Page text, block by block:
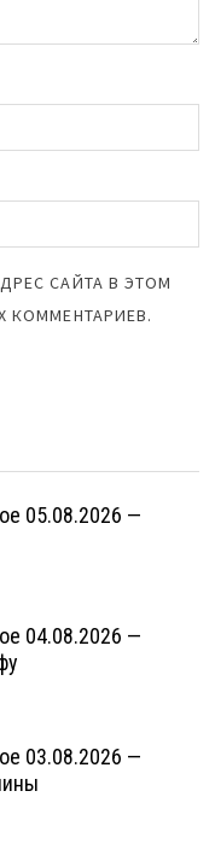
САЙТА В ЭТОМ
КОММЕНТАРИЕВ.
05.08.2026 —
04.08.2026 —
03.08.2026 —